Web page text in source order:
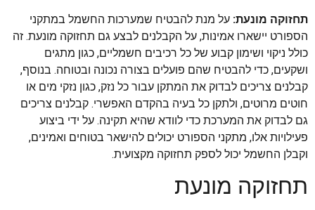
תחזוקה מונעת: על מנת להבטיח שמערכות החשמל במתקני
הספורט יישארו אמינות, על הקבלנים לבצע גם תחזוקה מונעת. זה
כולל ניקוי ושימון קבוע של כל רכיבים חשמליים, כגון מתגים
ושקעים, כדי להבטיח שהם פועלים בצורה נכונה ובטוחה. בנוסף,
קבלנים צריכים לבדוק את המתקן עבור כל נזק, כגון נזקי מים או
חוטים מרוטים, ולתקן כל בעיה בהקדם האפשרי. קבלנים צריכים
גם לבדוק את המערכת כדי לוודא שהיא תקינה. על ידי ביצוע
פעילויות אלו, מתקני הספורט יכולים להישאר בטוחים ואמינים,
וקבלן החשמל יכול לספק תחזוקה מקצועית.
תחזוקה מונעת